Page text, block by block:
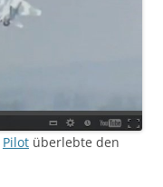
Pilot überlebte den